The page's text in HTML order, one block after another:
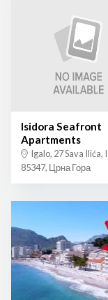
Isidora Seafront
Apartments
Igalo, 27 Sava Ilića,
85347, Црна Гора